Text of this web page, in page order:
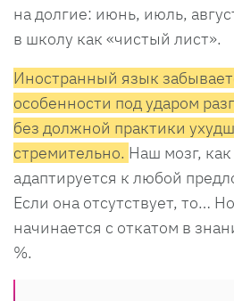
на долгие: июнь, июль,
в школу как «чистый лист».
Иностранный язык
особенности под ударом
без должной практики
стремительно. Наш мозг,
адаптируется к любой
Если она отсутствует, то…
начинается с откатом в
%.